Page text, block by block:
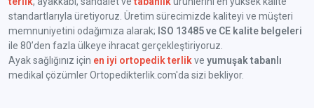
standartlarıyla üretiyoruz. Üretim sürecimizde kaliteyi ve müşteri
memnuniyetini odağımıza alarak; ISO 13485 ve CE kalite belgeleri
ile 80’den fazla ülkeye ihracat gerçekleştiriyoruz.
Ayak sağlığınız için en iyi ortopedik terlikve yumuşak tabanlı
medikal çözümler Ortopedikterlik.com'da sizi bekliyor.